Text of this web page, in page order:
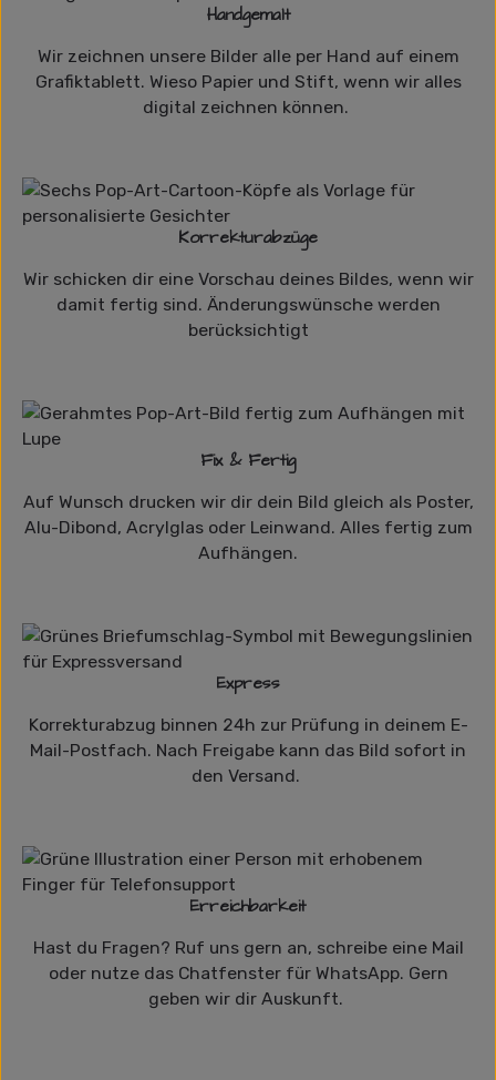
Handgemalt
Wir zeichnen unsere Bilder alle per Hand auf einem
Grafiktablett. Wieso Papier und Stift, wenn wir alles
digital zeichnen können.
Korrekturabzüge
Wir schicken dir eine Vorschau deines Bildes, wenn wir
damit fertig sind. Änderungswünsche werden
berücksichtigt
Fix & Fertig
Auf Wunsch drucken wir dir dein Bild gleich als Poster,
Alu-Dibond, Acrylglas oder Leinwand. Alles fertig zum
Aufhängen.
Express
Korrekturabzug binnen 24h zur Prüfung in deinem E-
Mail-Postfach. Nach Freigabe kann das Bild sofort in
den Versand.
Erreichbarkeit
Hast du Fragen? Ruf uns gern an, schreibe eine Mail
oder nutze das Chatfenster für WhatsApp. Gern
geben wir dir Auskunft.